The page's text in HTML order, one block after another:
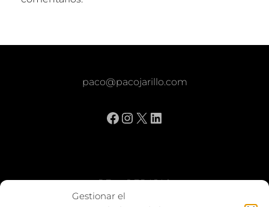
Gestionar el
paco@pacojarillo.com
Facebook
Instagram
X LinkedIn
BE vs REBAJAS